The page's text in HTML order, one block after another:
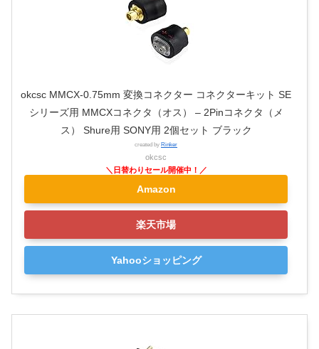
okcsc MMCX-0.75mm 変換コネクター コネクターキット SE
シリーズ用 MMCXコネクタ（オス） – 2Pinコネクタ（メ
ス） Shure用 SONY用 2個セット ブラック
created by Rinker
okcsc
Amazon
楽天市場
Yahooショッピング